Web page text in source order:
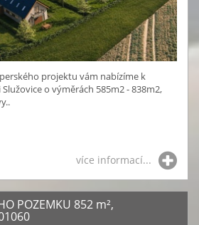
projektu vám nabízíme k
o výměrách 585m2 - 838m2,
více informací...
POZEMKU 852 m²,